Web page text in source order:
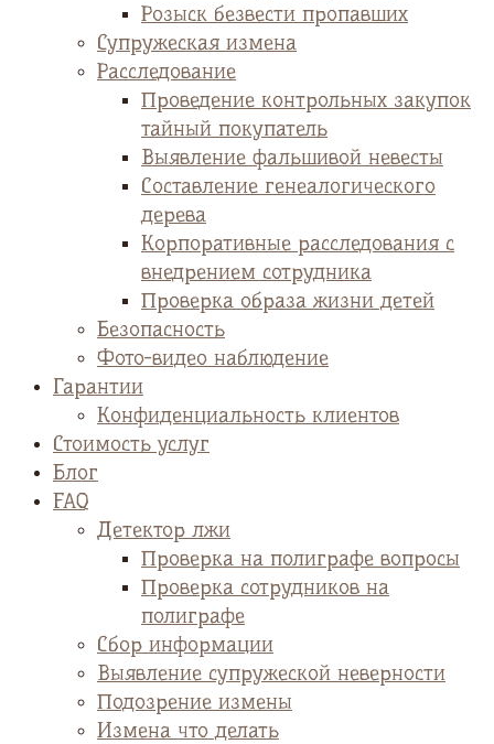
Розыск безвести пропавших
Супружеская измена
Расследование
Проведение контрольных закупок
тайный покупатель
Выявление фальшивой невесты
Cоставление генеалогического
дерева
Корпоративные расследования с
внедрением сотрудника
Проверка образа жизни детей
Безопасность
Фото-видео наблюдение
Гарантии
Конфиденциальность клиентов
Стоимость услуг
Блог
FAQ
Детектор лжи
Проверка на полиграфе вопросы
Проверка сотрудников на
полиграфе
Сбор информации
Выявление супружеской неверности
Подозрение измены
Измена что делать